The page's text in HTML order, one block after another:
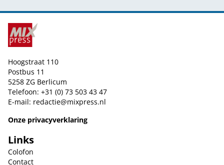
Hoogstraat 110
Postbus 11
5258 ZG Berlicum
Telefoon: +31 (0) 73 503 43 47
E-mail: redactie@mixpress.nl
Onze privacyverklaring
Links
Colofon
Contact